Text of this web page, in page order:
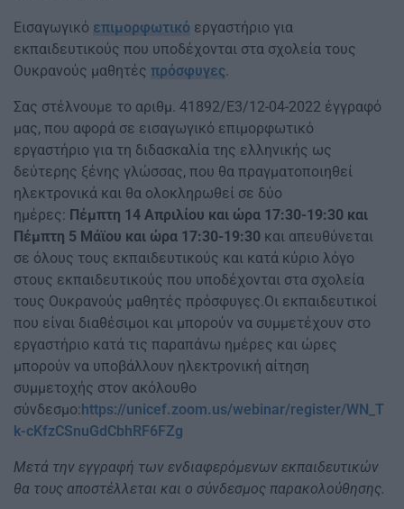
Εισαγωγικό επιμορφωτικό εργαστήριο για
εκπαιδευτικούς που υποδέχονται στα σχολεία τους
Ουκρανούς μαθητές πρόσφυγες.
Σας στέλνουμε το αριθμ. 41892/Ε3/12-04-2022 έγγραφό
μας, που αφορά σε εισαγωγικό επιμορφωτικό
εργαστήριο για τη διδασκαλία της ελληνικής ως
δεύτερης ξένης γλώσσας, που θα πραγματοποιηθεί
ηλεκτρονικά και θα ολοκληρωθεί σε δύο
ημέρες: Πέμπτη 14 Απριλίου και ώρα 17:30-19:30 και
Πέμπτη 5 Μάϊου και ώρα 17:30-19:30 και απευθύνεται
σε όλους τους εκπαιδευτικούς και κατά κύριο λόγο
στους εκπαιδευτικούς που υποδέχονται στα σχολεία
τους Ουκρανούς μαθητές πρόσφυγες.Οι εκπαιδευτικοί
που είναι διαθέσιμοι και μπορούν να συμμετέχουν στο
εργαστήριο κατά τις παραπάνω ημέρες και ώρες
μπορούν να υποβάλλουν ηλεκτρονική αίτηση
συμμετοχής στον ακόλουθο
σύνδεσμο:https://unicef.zoom.us/webinar/register/WN_T
k-cKfzCSnuGdCbhRF6FZg
Μετά την εγγραφή των ενδιαφερόμενων εκπαιδευτικών
θα τους αποστέλλεται και ο σύνδεσμος παρακολούθησης.